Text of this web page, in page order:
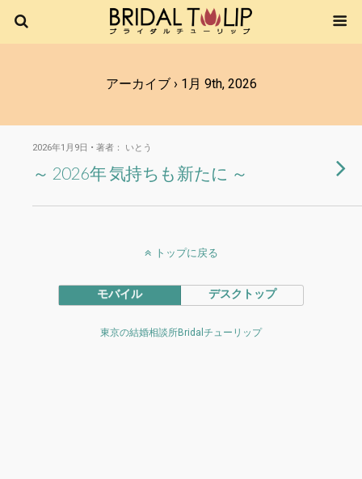
アーカイブ › 1月 9th, 2026
2026年1月9日 • 著者： いとう
～ 2026年 気持ちも新たに ～
トップに戻る
モバイル デスクトップ
東京の結婚相談所Bridalチューリップ